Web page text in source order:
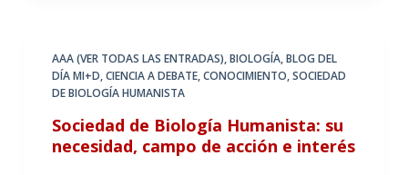
AAA (VER TODAS LAS ENTRADAS),BIOLOGÍA,BLOG DEL
DÍA MI+D,CIENCIA A DEBATE,CONOCIMIENTO,SOCIEDAD
DE BIOLOGÍA HUMANISTA
Sociedad de Biología Humanista: su
necesidad, campo de acción e interés